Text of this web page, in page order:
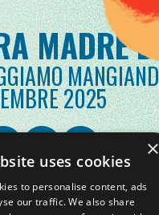
MADRE
2025
×
uses cookies
to personalise content, ads
our traffic. We also share